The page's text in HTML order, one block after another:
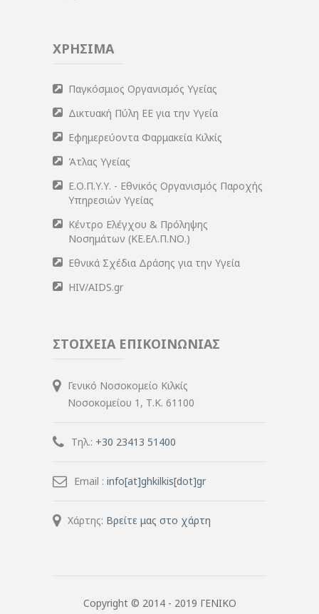
ΧΡΗΣΙΜΑ
Παγκόσμιος Οργανισμός Υγείας
Δικτυακή Πύλη ΕΕ για την Υγεία
Εφημερεύοντα Φαρμακεία Κιλκίς
Άτλας Υγείας
Ε.Ο.Π.Υ.Υ. - Εθνικός Οργανισμός Παροχής
Υπηρεσιών Υγείας
Κέντρο Ελέγχου & Πρόληψης
Νοσημάτων (ΚΕ.ΕΛ.Π.ΝΟ.)
Εθνικά Σχέδια Δράσης για την Υγεία
HIV/AIDS.gr
ΣΤΟΙΧΕΙΑ ΕΠΙΚΟΙΝΩΝΙΑΣ
Γενικό Νοσοκομείο Κιλκίς
Νοσοκομείου 1, Τ.Κ. 61100
Τηλ.: +30 23413 51400
Email : info[at]ghkilkis[dot]gr
Χάρτης: Βρείτε μας στο χάρτη
Copyright © 2014 - 2019 ΓΕΝΙΚΟ